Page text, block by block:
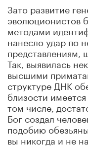
Зато развитие
эволюционистов
методами
нанесло удар по
представлениям,
Так, выявилась
высшими
структуре ДНК
близости
том числе,
Бог создал
подобию
вы никогда и не